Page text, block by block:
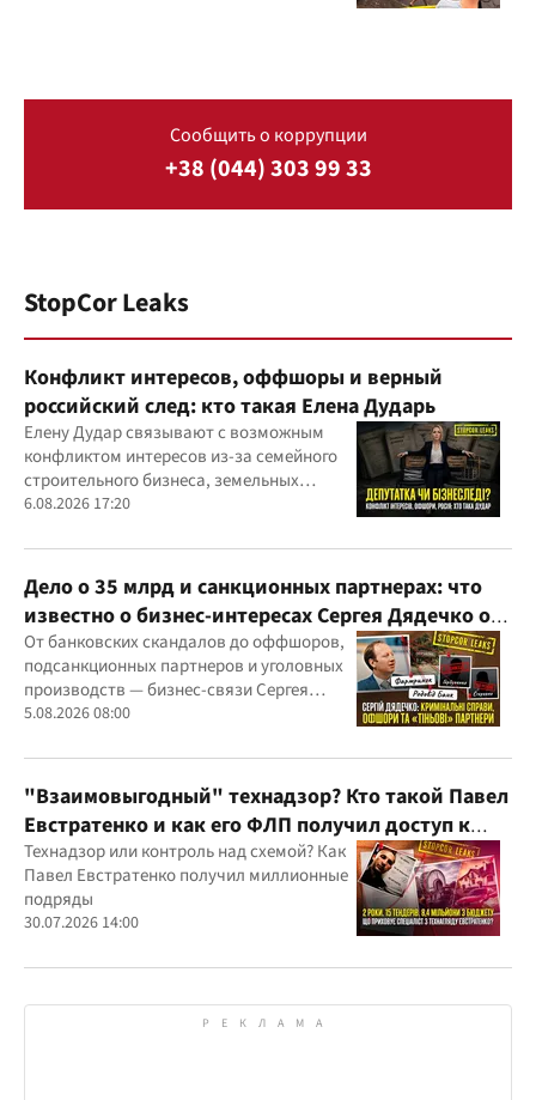
Сообщить о коррупции
+38 (044) 303 99 33
StopCor Leaks
Конфликт интересов, оффшоры и верный
российский след: кто такая Елена Дударь
Елену Дудар связывают с возможным
конфликтом интересов из-за семейного
строительного бизнеса, земельных
скандалов, судебных дел
6.08.2026 17:20
Дело о 35 млрд и санкционных партнерах: что
известно о бизнес-интересах Сергея Дядечко от
"Родовид Банка" до "ФАРМАСЕЛ"
От банковских скандалов до оффшоров,
подсанкционных партнеров и уголовных
производств — бизнес-связи Сергея
Дядечко до сих пор простираются через
юрисдикций
5.08.2026 08:00
"Взаимовыгодный" технадзор? Кто такой Павел
Евстратенко и как его ФЛП получил доступ к
бюджетным миллионам?
Технадзор или контроль над схемой? Как
Павел Евстратенко получил миллионные
подряды
30.07.2026 14:00